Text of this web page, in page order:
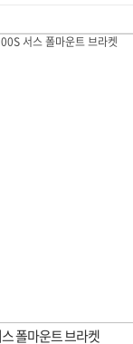
폴마운트 브라켓